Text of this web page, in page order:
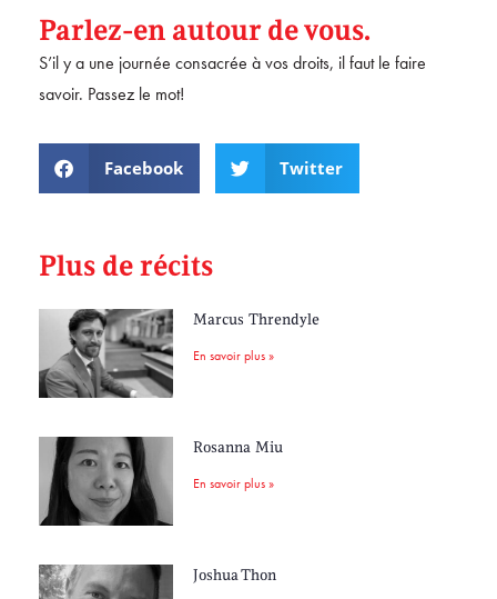
Parlez-en autour de vous.
S’il y a une journée consacrée à vos droits, il faut le faire
savoir. Passez le mot!
Facebook Twitter
Plus de récits
Marcus Threndyle
En savoir plus »
Rosanna Miu
En savoir plus »
Joshua Thon